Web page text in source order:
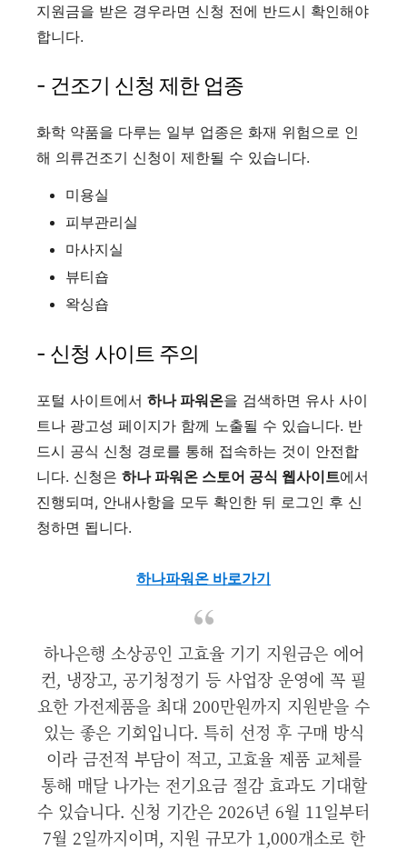
지원금을 받은 경우라면 신청 전에 반드시 확인해야
합니다.
- 건조기 신청 제한 업종
화학 약품을 다루는 일부 업종은 화재 위험으로 인
해 의류건조기 신청이 제한될 수 있습니다.
미용실
피부관리실
마사지실
뷰티숍
왁싱숍
- 신청 사이트 주의
포털 사이트에서 하나 파워온을 검색하면 유사 사이
트나 광고성 페이지가 함께 노출될 수 있습니다. 반
드시 공식 신청 경로를 통해 접속하는 것이 안전합
니다. 신청은 하나 파워온 스토어 공식 웹사이트에서
진행되며, 안내사항을 모두 확인한 뒤 로그인 후 신
청하면 됩니다.
하나파워온 바로가기
하나은행 소상공인 고효율 기기 지원금은 에어
컨, 냉장고, 공기청정기 등 사업장 운영에 꼭 필
요한 가전제품을 최대 200만원까지 지원받을 수
있는 좋은 기회입니다. 특히 선정 후 구매 방식
이라 금전적 부담이 적고, 고효율 제품 교체를
통해 매달 나가는 전기요금 절감 효과도 기대할
수 있습니다. 신청 기간은 2026년 6월 11일부터
7월 2일까지이며, 지원 규모가 1,000개소로 한